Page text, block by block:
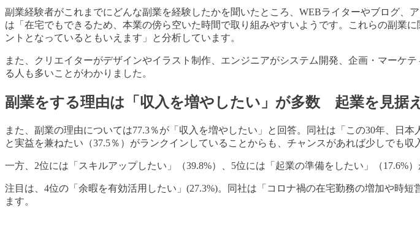
副業経験者がこれまでにどんな副業を経験したかを聞いたところ、WEBライターやブログ
は「在宅でもできるため、本業の傍ら空いた時間で取り組みやすいようです。これらの副業
ントとなっているともいえます」と分析しています。
また、クリエイターがデザインやイラスト制作、エンジニアがシステム開発、企画・マーケ
る人も多いことがわかりました。
副業をする理由は「収入を増やしたい」が多数 起業を見据
また、副業の理由については77.3％が「収入を増やしたい」と回答。同社は「この30年、日
と実益を兼ねたい（37.5％）がランクインしていることからも、チャンスがあれば少しでも
一方、2位には「スキルアップしたい」（39.8%）、5位には「起業の準備をしたい」（17.6%
注目は、4位の「余暇を有効活用したい」(27.3%)。同社は「コロナ禍の在宅勤務の増加や時
ます。